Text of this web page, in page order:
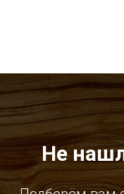
Не